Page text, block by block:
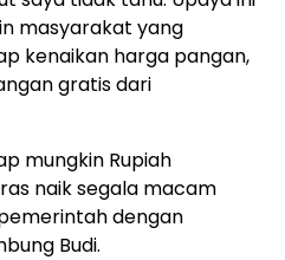
masyarakat yang
kenaikan harga pangan,
gratis dari
mungkin Rupiah
naik segala macam
dengan
Budi.